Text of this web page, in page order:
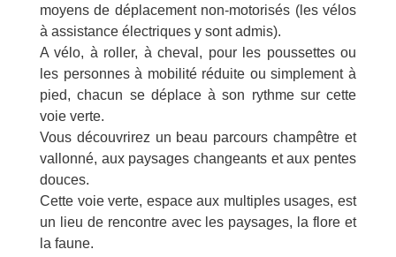
moyens de déplacement non-motorisés (les vélos
à assistance électriques y sont admis).
A vélo, à roller, à cheval, pour les poussettes ou
les personnes à mobilité réduite ou simplement à
pied, chacun se déplace à son rythme sur cette
voie verte.
Vous découvrirez un beau parcours champêtre et
vallonné, aux paysages changeants et aux pentes
douces.
Cette voie verte, espace aux multiples usages, est
un lieu de rencontre avec les paysages, la flore et
la faune.